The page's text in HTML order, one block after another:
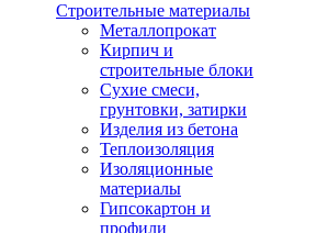
Строительные материалы
Металлопрокат
Кирпич и
строительные блоки
Сухие смеси,
грунтовки, затирки
Изделия из бетона
Теплоизоляция
Изоляционные
материалы
Гипсокартон и
профили